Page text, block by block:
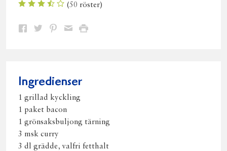
(50 röster)
Dela Dela Dela DelaSkriv
Ingredienser
1 grillad kyckling
1 paket bacon
1 grönsaksbuljong tärning
3 msk curry
3 dl grädde, valfri fetthalt